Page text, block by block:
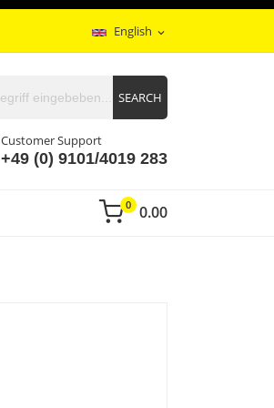
English expand_more
0.00
0
SEARCH
Customer Support
+49 (0) 9101/4019 283